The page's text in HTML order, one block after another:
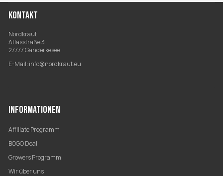
KONTAKT
Nordkraut
Atlasstraße 3
27777 Ganderkesee
E-Mail: info@nordkraut.eu
INFORMATIONEN
Affiliate Programm
BOGO Deal
Growers Programm
Wir über uns